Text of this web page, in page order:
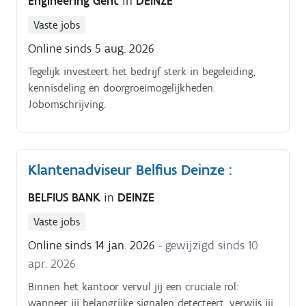
Vaste jobs
Online sinds 5 aug. 2026
Tegelijk investeert het bedrijf sterk in begeleiding,
kennisdeling en doorgroeimogelijkheden.
Jobomschrijving.
Klantenadviseur Belfius Deinze :
BELFIUS BANK in DEINZE
Vaste jobs
Online sinds 14 jan. 2026 - gewijzigd sinds 10
apr. 2026
Binnen het kantoor vervul jij een cruciale rol:
wanneer jij belangrijke signalen detecteert, verwijs jij